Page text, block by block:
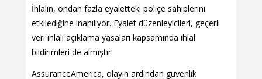
İhlalın, ondan fazla eyaletteki poliçe sahiplerini
etkilediğine inanılıyor. Eyalet düzenleyicileri, geçerli
veri ihlali açıklama yasaları kapsamında ihlal
bildirimleri de almıştır.
AssuranceAmerica, olayın ardından güvenlik